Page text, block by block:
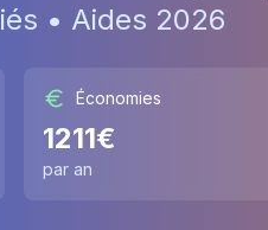
• Aides 2026
Économies
1211€
par an